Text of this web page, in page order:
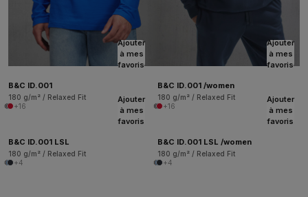
Ajouter
à mes
favoris
B&C ID.001
180 g/m² / Relaxed Fit
+16
Ajouter
à mes
favoris
B&C ID.001 /women
180 g/m² / Relaxed Fit
+16
Ajouter
à mes
favoris
B&C ID.001 LSL
180 g/m² / Relaxed Fit
+4
Ajouter
à mes
favoris
B&C ID.001 LSL /women
180 g/m² / Relaxed Fit
+4